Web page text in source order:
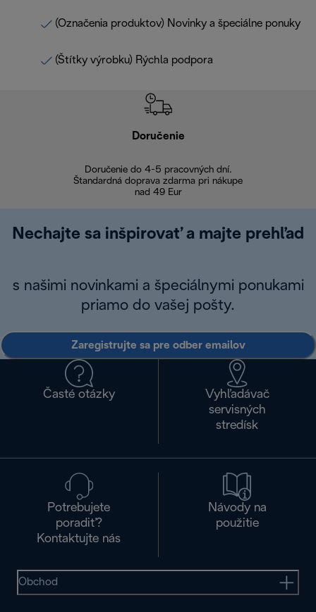
(Označenia produktov) Novinky a špeciálne ponuky
(Štítky výrobku) Rýchla podpora
Doručenie
Doručenie do 4-5 pracovných dní.
Štandardná doprava zdarma pri nákupe
nad 49 Eur
Nechajte sa inšpirovať a majte prehľad
s našimi novinkami a špeciálnymi ponukami
priamo do vašej pošty.
Zaregistrujte sa pre odber emailov
Časté otázky
Vyhľadávač
servisných
stredísk
Potrebujete
poradiť?
Kontaktujte nás
Návody na
použitie
Obchod